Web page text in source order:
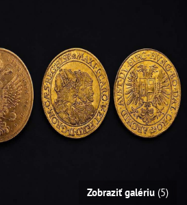
Zobraziť galériu (5)